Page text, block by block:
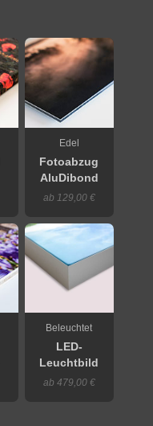
Edel
Fotoabzug
AluDibond
ab 129,00 €
Beleuchtet
LED-
Leuchtbild
ab 479,00 €